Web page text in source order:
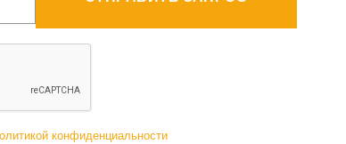
конфиденциальности